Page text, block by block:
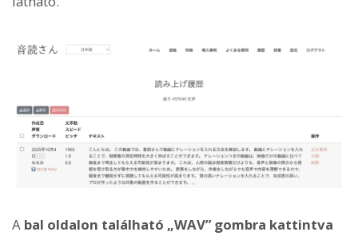
A bal oldalon található „WAV” gombra kattintva